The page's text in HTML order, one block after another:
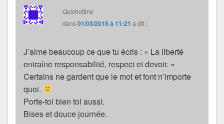
Quichottine
dans01/03/2018 à 11:21 a dit :
J’aime beaucoup ce que tu écris : « La liberté
entraîne responsabilité, respect et devoir. »
Certains ne gardent que le mot et font n’importe
quoi.
Porte-toi bien toi aussi.
Bises et douce journée.